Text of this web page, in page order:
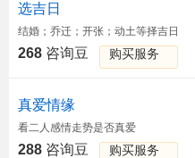
选吉日
结婚；乔迁；开张；动土等择吉日
268 咨询豆 购买服务
真爱情缘
看二人感情走势是否真爱
288 咨询豆 购买服务